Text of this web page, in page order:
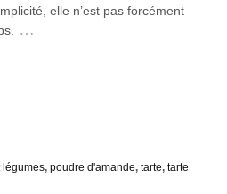
elle n’est pas forcément
…
légumes, poudre d'amande, tarte, tarte